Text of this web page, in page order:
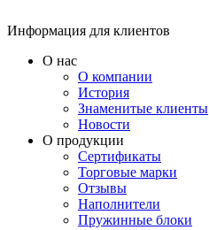
Информация для клиентов
О нас
О компании
История
Знаменитые клиенты
Новости
О продукции
Сертификаты
Торговые марки
Отзывы
Наполнители
Пружинные блоки